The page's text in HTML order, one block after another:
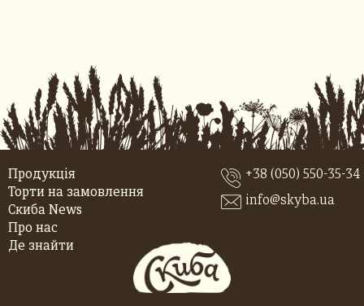
Продукція
Торти на замовлення
Скиба News
Про нас
Де знайти
+38 (050) 550-35-34
info@skyba.ua